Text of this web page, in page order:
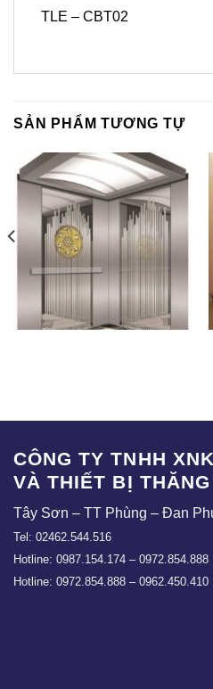
TLE – CBT02
SẢN PHẨM TƯƠNG TỰ
CÔNG TY TNHH
VÀ THIẾT BỊ THĂNG
Tây Sơn – TT Phùng – Đan
Tel: 02462.544.516
Hotline: 0987.154.174 – 0972.854.888
Hotline: 0972.854.888 – 0962.450.410